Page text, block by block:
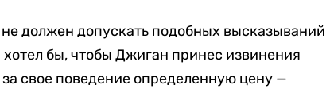
должен допускать подобных высказываний
хотел бы, чтобы Джиган принес извинения
свое поведение определенную цену —